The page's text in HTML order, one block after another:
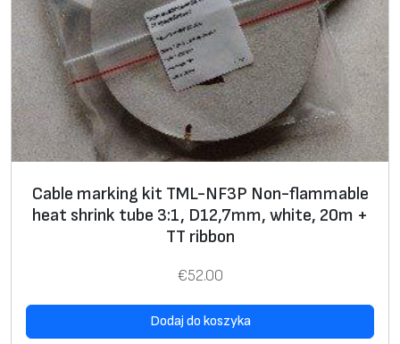
t
T
M
L
-
Z
Cable marking kit TML-NF3P Non-flammable
heat shrink tube 3:1, D12,7mm, white, 20m +
TT ribbon
€52.00
Dodaj do koszyka